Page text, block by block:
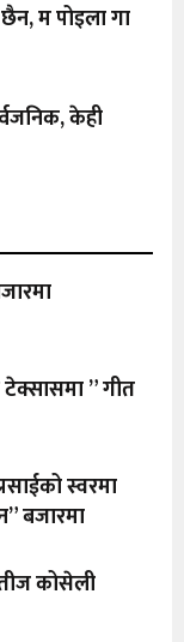
म पोइला गा
केही
” गीत
स्वरमा
बजारमा
कोसेली